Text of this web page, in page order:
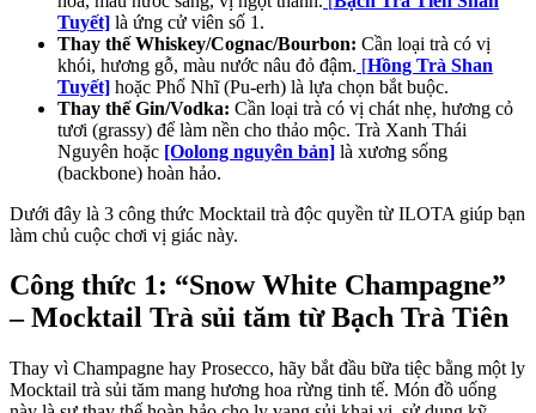
Tuyết] là ứng cử viên số 1.
Thay thế Whiskey/Cognac/Bourbon: Cần loại trà có vị
khói, hương gỗ, màu nước nâu đỏ đậm. [Hồng Trà Shan
Tuyết] hoặc Phổ Nhĩ (Pu-erh) là lựa chọn bắt buộc.
Thay thế Gin/Vodka: Cần loại trà có vị chát nhẹ, hương cỏ
tươi (grassy) để làm nền cho thảo mộc. Trà Xanh Thái
Nguyên hoặc [Oolong nguyên bản] là xương sống
(backbone) hoàn hảo.
Dưới đây là 3 công thức Mocktail trà độc quyền từ ILOTA giúp bạn
làm chủ cuộc chơi vị giác này.
Công thức 1: “Snow White Champagne”
– Mocktail Trà sủi tăm từ Bạch Trà Tiên
Thay vì Champagne hay Prosecco, hãy bắt đầu bữa tiệc bằng một ly
Mocktail trà sủi tăm mang hương hoa rừng tinh tế. Món đồ uống